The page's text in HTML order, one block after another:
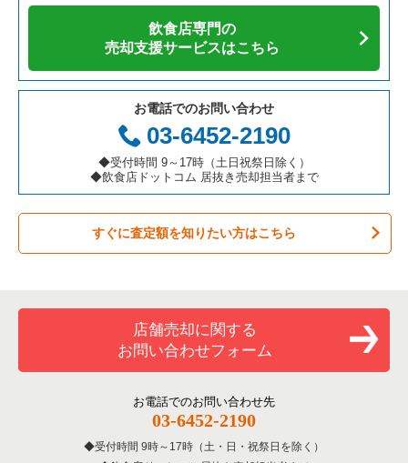
カフェの居抜き売却物件の案件一覧
テイクアウトの居抜き売却物件の案件一覧
お弁当・惣菜・デリの居抜き売却物件の案件一覧
カラオケ・パブ・スナックの居抜き売却物件の案件一覧
バーの居抜き売却物件の案件一覧
居酒屋・ダイニングバーの居抜き売却物件の案件一覧
洋食の居抜き売却物件の案件一覧
その他の居抜き売却物件の案件一覧
愛知県の飲食店の居抜き売却物件の案件一覧
岐阜県の飲食店の居抜き売却物件の案件一覧
三重県の飲食店の居抜き売却物件の案件一覧
大阪市福島区の飲食店の居抜き売却物件の案件一覧
豊中市の飲食店の居抜き売却物件の案件一覧
大阪市都島区の飲食店の居抜き売却物件の案件一覧
大阪市阿倍野区の飲食店の居抜き売却物件の案件一覧
東大阪市の飲食店の居抜き売却物件の案件一覧
吹田市の飲食店の居抜き売却物件の案件一覧
大阪市東住吉区の飲食店の居抜き売却物件の案件一覧
門真市の飲食店の居抜き売却物件の案件一覧
大阪府の焼肉の居抜き売却物件の案件一覧
大阪府の鉄板焼き・お好み焼の居抜き売却物件の案件一覧
大阪府のアジア料理の居抜き売却物件の案件一覧
大阪府のカフェの居抜き売却物件の案件一覧
大阪府のテイクアウトの居抜き売却物件の案件一覧
大阪府のお弁当・惣菜・デリの居抜き売却物件の案件一覧
大阪府のバーの居抜き売却物件の案件一覧
大阪府の居酒屋・ダイニングバーの居抜き売却物件の案件一覧
大阪府の和食の居抜き売却物件の案件一覧
大阪府の洋食の居抜き売却物件の案件一覧
京橋駅の和食の居抜き売却物件の案件一覧
飲食店専門の
売却支援サービスはこちら
お電話でのお問い合わせ
03-6452-2190
◆受付時間 9～17時（土日祝祭日除く）
◆飲食店ドットコム 居抜き売却担当者まで
すぐに査定額を知りたい方はこちら
店舗売却に関する
お問い合わせフォーム
お電話でのお問い合わせ先
03-6452-2190
受付時間 9時～17時（土・日・祝祭日を除く）